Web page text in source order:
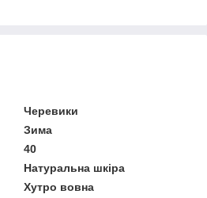
Черевики
Зима
40
Натуральна шкіра
Хутро вовна